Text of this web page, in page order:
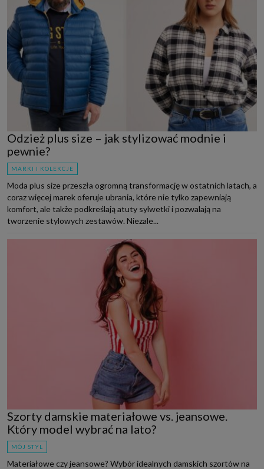
Odzież plus size – jak stylizować modnie i
pewnie?
MARKI I KOLEKCJE
Moda plus size przeszła ogromną transformację w ostatnich latach, a
coraz więcej marek oferuje ubrania, które nie tylko zapewniają
komfort, ale także podkreślają atuty sylwetki i pozwalają na
tworzenie stylowych zestawów. Niezale...
Szorty damskie materiałowe vs. jeansowe.
Który model wybrać na lato?
MÓJ STYL
Materiałowe czy jeansowe? Wybór idealnych damskich szortów na